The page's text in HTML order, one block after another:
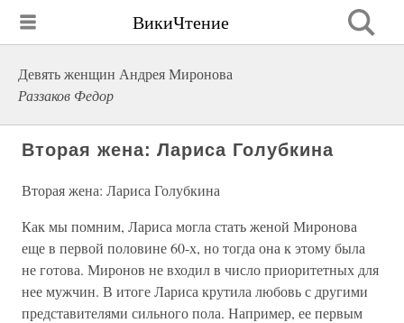
ВикиЧтение
Девять женщин Андрея Миронова
Раззаков Федор
Вторая жена: Лариса Голубкина
Вторая жена: Лариса Голубкина
Как мы помним, Лариса могла стать женой Миронова
еще в первой половине 60-х, но тогда она к этому была
не готова. Миронов не входил в число приоритетных для
нее мужчин. В итоге Лариса крутила любовь с другими
представителями сильного пола. Например, ее первым